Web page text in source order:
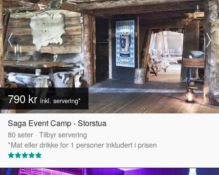
790 krinkl. servering*
Saga Event Camp - Storstua
80seter · Tilbyr servering
*Mat eller drikke for 1 personer inkludert i prisen